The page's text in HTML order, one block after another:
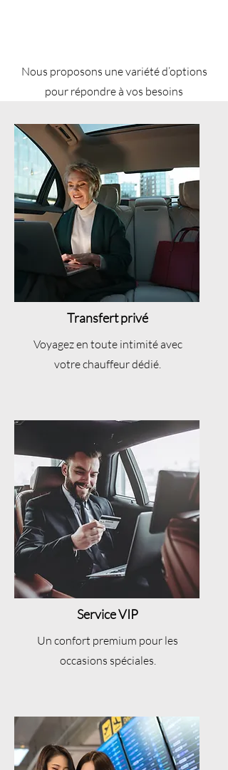
Nous proposons une variété d’options
pour répondre à vos besoins
Transfert privé
Voyagez en toute intimité avec
votre chauffeur dédié.
Service VIP
Un confort premium pour les
occasions spéciales.